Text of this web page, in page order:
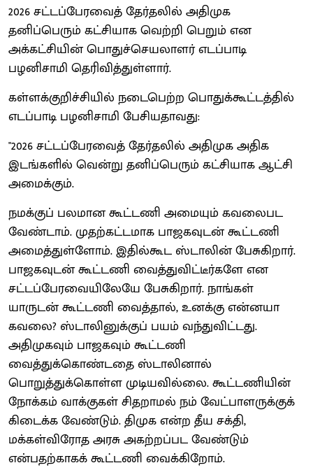
2026 சட்டப்பேரவைத் தேர்தலில் அதிமுக
தனிப்பெரும் கட்சியாக வெற்றி பெறும் என
அக்கட்சியின் பொதுச்செயலாளர் எடப்பாடி
பழனிசாமி தெரிவித்துள்ளார்.
கள்ளக்குறிச்சியில் நடைபெற்ற பொதுக்கூட்டத்தில்
எடப்பாடி பழனிசாமி பேசியதாவது:
"2026 சட்டப்பேரவைத் தேர்தலில் அதிமுக அதிக
இடங்களில் வென்று தனிப்பெரும் கட்சியாக ஆட்சி
அமைக்கும்.
நமக்குப் பலமான கூட்டணி அமையும் கவலைபட
வேண்டாம். முதற்கட்டமாக பாஜகவுடன் கூட்டணி
அமைத்துள்ளோம். இதில்கூட ஸ்டாலின் பேசுகிறார்.
பாஜகவுடன் கூட்டணி வைத்துவிட்டீர்களே என
சட்டப்பேரவையிலேயே பேசுகிறார். நாங்கள்
யாருடன் கூட்டணி வைத்தால், உனக்கு என்னயா
கவலை? ஸ்டாலினுக்குப் பயம் வந்துவிட்டது.
அதிமுகவும் பாஜகவும் கூட்டணி
வைத்துக்கொண்டதை ஸ்டாலினால்
பொறுத்துக்கொள்ள முடியவில்லை. கூட்டணியின்
நோக்கம் வாக்குகள் சிதறாமல் நம் வேட்பாளருக்குக்
கிடைக்க வேண்டும். திமுக என்ற தீய சக்தி,
மக்கள்விரோத அரசு அகற்றப்பட வேண்டும்
என்பதற்காகக் கூட்டணி வைக்கிறோம்.